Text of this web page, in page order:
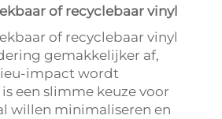
of recyclebaar vinyl
of recyclebaar vinyl
gemakkelijker af,
impact wordt
een slimme keuze voor
willen minimaliseren en